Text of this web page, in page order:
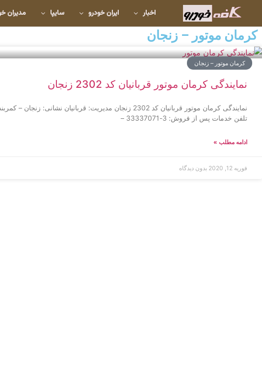
اخبار ایران خودرو سایپا مدیران
کرمان موتور – زنجان
کرمان موتور – زنجان
نمایندگی کرمان موتور قربانیان کد 2302 زنجان
نمایندگی کرمان موتور قربانیان کد 2302 زنجان مدیریت: قربانیان
تلفن خدمات پس از فروش: 3-33337071 –
ادامه مطلب »
فوریه 12, 2020 بدون دیدگاه